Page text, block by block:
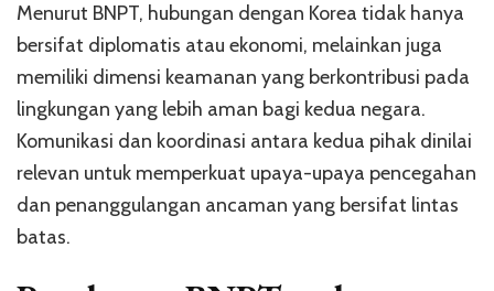
Menurut BNPT, hubungan dengan Korea tidak hanya
bersifat diplomatis atau ekonomi, melainkan juga
memiliki dimensi keamanan yang berkontribusi pada
lingkungan yang lebih aman bagi kedua negara.
Komunikasi dan koordinasi antara kedua pihak dinilai
relevan untuk memperkuat upaya-upaya pencegahan
dan penanggulangan ancaman yang bersifat lintas
batas.